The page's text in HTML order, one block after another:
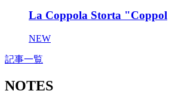
La Coppola Storta "Coppol
NEW
記事一覧
NOTES